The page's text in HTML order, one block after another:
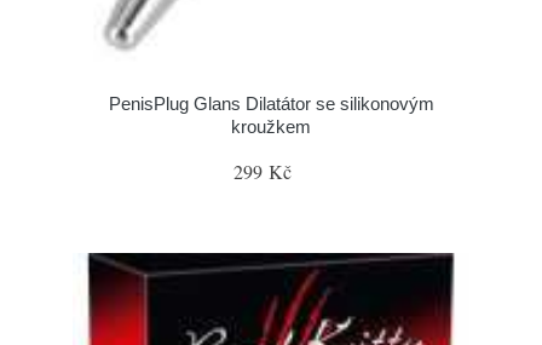
PenisPlug Glans Dilatátor se silikonovým
kroužkem
299 Kč